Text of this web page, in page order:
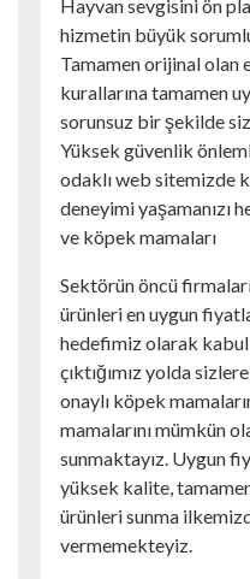
Hayvan sevgisini ön
hizmetin büyük
Tamamen orijinal olan
kurallarına tamamen
sorunsuz bir şekilde
Yüksek güvenlik
odaklı web sitemizde
deneyimi yaşamanızı
ve köpek mamaları
Sektörün öncü
ürünleri en uygun
hedefimiz olarak
çıktığımız yolda
onaylı köpek
mamalarını mümkün
sunmaktayız. Uygun
yüksek kalite,
ürünleri sunma
vermemekteyiz.